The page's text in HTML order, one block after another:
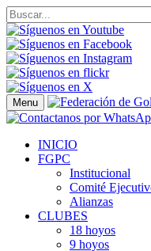
Menu
INICIO
FGPC
Institucional
Comité
Alianzas
CLUBES
18 hoyos
9 hoyos